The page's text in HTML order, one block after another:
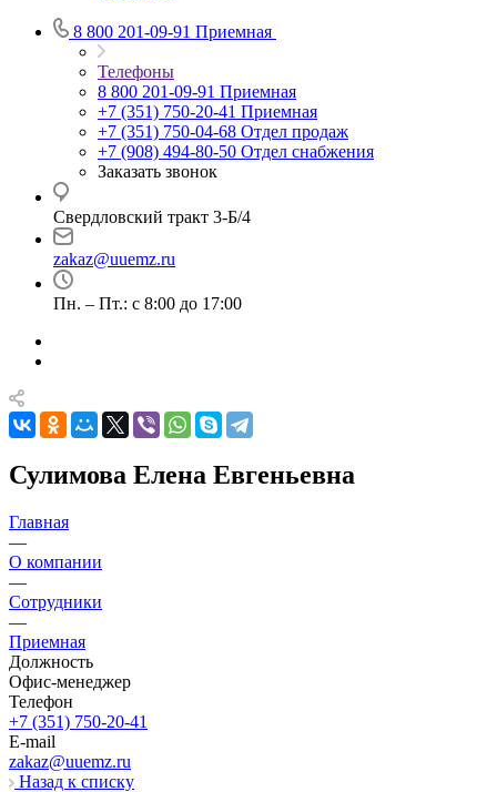
8 800 201-09-91 Приемная
Телефоны
8 800 201-09-91 Приемная
+7 (351) 750-20-41 Приемная
+7 (351) 750-04-68 Отдел продаж
+7 (908) 494-80-50 Отдел снабжения
Заказать звонок
Свердловский тракт 3-Б/4
zakaz@uuemz.ru
Пн. – Пт.: с 8:00 до 17:00
Сулимова Елена Евгеньевна
Главная
—
О компании
—
Сотрудники
—
Приемная
Должность
Офис-менеджер
Телефон
+7 (351) 750-20-41
E-mail
zakaz@uuemz.ru
Назад к списку